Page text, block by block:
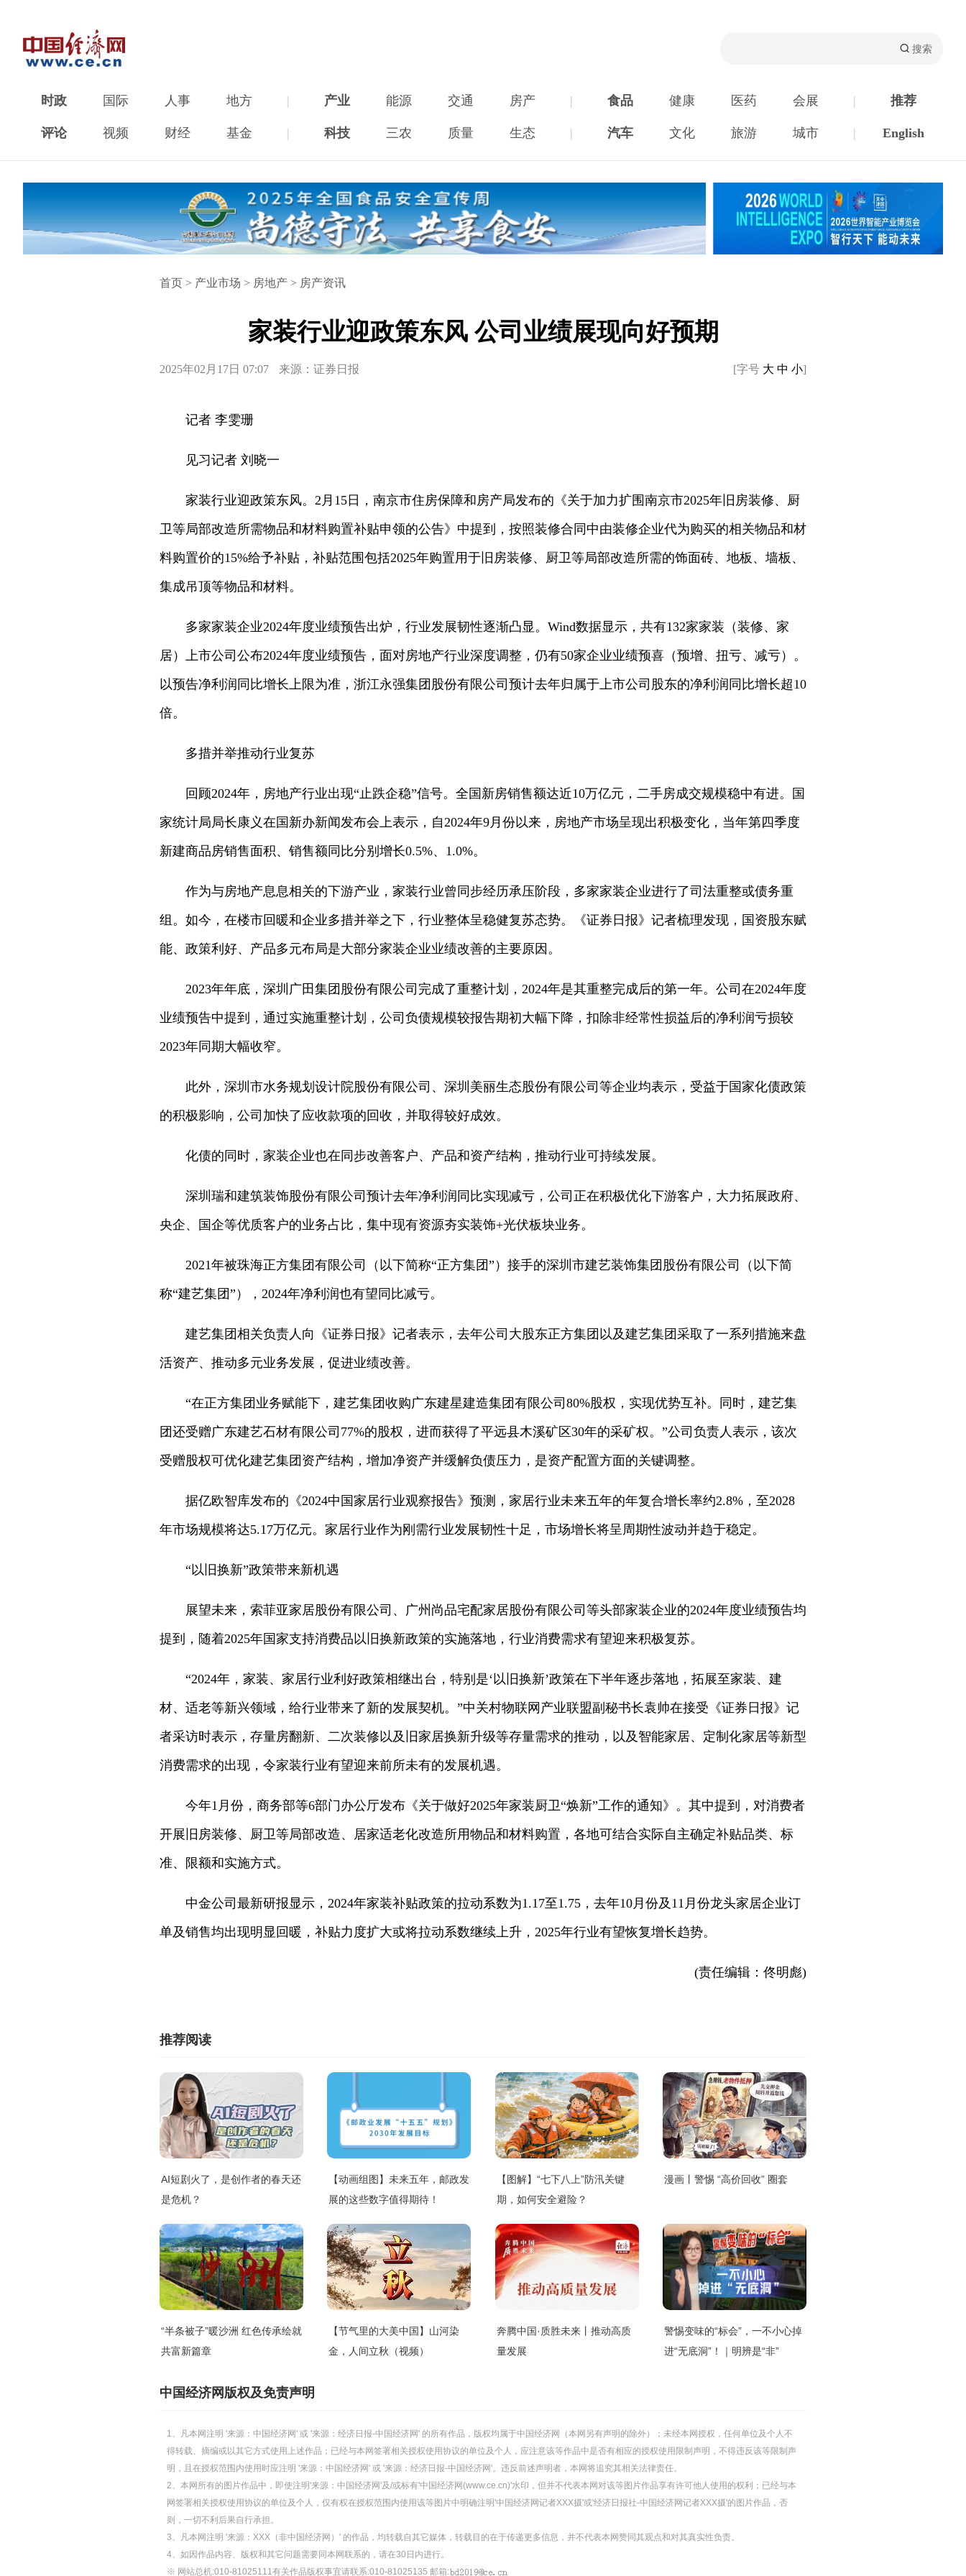
时政 国际 人事 地方 | 产业 能源 交通 房产 | 食品 健康 医药 会展 | 推荐
评论 视频 财经 基金 | 科技 三农 质量 生态 | 汽车 文化 旅游 城市 | English
首页 > 产业市场 > 房地产 > 房产资讯
家装行业迎政策东风 公司业绩展现向好预期
2025年02月17日 07:07 来源：证券日报 [字号 大 中 小]
记者 李雯珊
见习记者 刘晓一
家装行业迎政策东风。2月15日，南京市住房保障和房产局发布的《关于加力扩围南京市2025年旧房装修、厨
卫等局部改造所需物品和材料购置补贴申领的公告》中提到，按照装修合同中由装修企业代为购买的相关物品和材
料购置价的15%给予补贴，补贴范围包括2025年购置用于旧房装修、厨卫等局部改造所需的饰面砖、地板、墙板、
集成吊顶等物品和材料。
多家家装企业2024年度业绩预告出炉，行业发展韧性逐渐凸显。Wind数据显示，共有132家家装（装修、家
居）上市公司公布2024年度业绩预告，面对房地产行业深度调整，仍有50家企业业绩预喜（预增、扭亏、减亏）。
以预告净利润同比增长上限为准，浙江永强集团股份有限公司预计去年归属于上市公司股东的净利润同比增长超10
倍。
多措并举推动行业复苏
回顾2024年，房地产行业出现“止跌企稳”信号。全国新房销售额达近10万亿元，二手房成交规模稳中有进。国
家统计局局长康义在国新办新闻发布会上表示，自2024年9月份以来，房地产市场呈现出积极变化，当年第四季度
新建商品房销售面积、销售额同比分别增长0.5%、1.0%。
作为与房地产息息相关的下游产业，家装行业曾同步经历承压阶段，多家家装企业进行了司法重整或债务重
组。如今，在楼市回暖和企业多措并举之下，行业整体呈稳健复苏态势。《证券日报》记者梳理发现，国资股东赋
能、政策利好、产品多元布局是大部分家装企业业绩改善的主要原因。
2023年年底，深圳广田集团股份有限公司完成了重整计划，2024年是其重整完成后的第一年。公司在2024年度
业绩预告中提到，通过实施重整计划，公司负债规模较报告期初大幅下降，扣除非经常性损益后的净利润亏损较
2023年同期大幅收窄。
此外，深圳市水务规划设计院股份有限公司、深圳美丽生态股份有限公司等企业均表示，受益于国家化债政策
的积极影响，公司加快了应收款项的回收，并取得较好成效。
化债的同时，家装企业也在同步改善客户、产品和资产结构，推动行业可持续发展。
深圳瑞和建筑装饰股份有限公司预计去年净利润同比实现减亏，公司正在积极优化下游客户，大力拓展政府、
央企、国企等优质客户的业务占比，集中现有资源夯实装饰+光伏板块业务。
2021年被珠海正方集团有限公司（以下简称“正方集团”）接手的深圳市建艺装饰集团股份有限公司（以下简
称“建艺集团”），2024年净利润也有望同比减亏。
建艺集团相关负责人向《证券日报》记者表示，去年公司大股东正方集团以及建艺集团采取了一系列措施来盘
活资产、推动多元业务发展，促进业绩改善。
“在正方集团业务赋能下，建艺集团收购广东建星建造集团有限公司80%股权，实现优势互补。同时，建艺集
团还受赠广东建艺石材有限公司77%的股权，进而获得了平远县木溪矿区30年的采矿权。”公司负责人表示，该次
受赠股权可优化建艺集团资产结构，增加净资产并缓解负债压力，是资产配置方面的关键调整。
据亿欧智库发布的《2024中国家居行业观察报告》预测，家居行业未来五年的年复合增长率约2.8%，至2028
年市场规模将达5.17万亿元。家居行业作为刚需行业发展韧性十足，市场增长将呈周期性波动并趋于稳定。
“以旧换新”政策带来新机遇
展望未来，索菲亚家居股份有限公司、广州尚品宅配家居股份有限公司等头部家装企业的2024年度业绩预告均
提到，随着2025年国家支持消费品以旧换新政策的实施落地，行业消费需求有望迎来积极复苏。
“2024年，家装、家居行业利好政策相继出台，特别是‘以旧换新’政策在下半年逐步落地，拓展至家装、建
材、适老等新兴领域，给行业带来了新的发展契机。”中关村物联网产业联盟副秘书长袁帅在接受《证券日报》记
者采访时表示，存量房翻新、二次装修以及旧家居换新升级等存量需求的推动，以及智能家居、定制化家居等新型
消费需求的出现，令家装行业有望迎来前所未有的发展机遇。
今年1月份，商务部等6部门办公厅发布《关于做好2025年家装厨卫“焕新”工作的通知》。其中提到，对消费者
开展旧房装修、厨卫等局部改造、居家适老化改造所用物品和材料购置，各地可结合实际自主确定补贴品类、标
准、限额和实施方式。
中金公司最新研报显示，2024年家装补贴政策的拉动系数为1.17至1.75，去年10月份及11月份龙头家居企业订
单及销售均出现明显回暖，补贴力度扩大或将拉动系数继续上升，2025年行业有望恢复增长趋势。
(责任编辑：佟明彪)
推荐阅读
AI短剧火了，是创作者的春天还
是危机？
【动画组图】未来五年，邮政发
展的这些数字值得期待！
【图解】“七下八上”防汛关键
期，如何安全避险？
漫画丨警惕 “高价回收” 圈套
“半条被子”暖沙洲 红色传承绘就
共富新篇章
【节气里的大美中国】山河染
金，人间立秋（视频）
奔腾中国·质胜未来丨推动高质
量发展
警惕变味的“标会”，一不小心掉
进“无底洞”！｜明辨是“非”
中国经济网版权及免责声明
1、凡本网注明 '来源：中国经济网' 或 '来源：经济日报-中国经济网' 的所有作品，版权均属于中国经济网（本网另有声明的除外）；未经本网授权，任何单位及个人不
得转载、摘编或以其它方式使用上述作品；已经与本网签署相关授权使用协议的单位及个人，应注意该等作品中是否有相应的授权使用限制声明，不得违反该等限制声
明，且在授权范围内使用时应注明 '来源：中国经济网' 或 '来源：经济日报-中国经济网'。违反前述声明者，本网将追究其相关法律责任。
2、本网所有的图片作品中，即使注明'来源：中国经济网'及/或标有'中国经济网(www.ce.cn)'水印，但并不代表本网对该等图片作品享有许可他人使用的权利；已经与本
网签署相关授权使用协议的单位及个人，仅有权在授权范围内使用该等图片中明确注明'中国经济网记者XXX摄'或'经济日报社-中国经济网记者XXX摄'的图片作品，否
则，一切不利后果自行承担。
3、凡本网注明 '来源：XXX（非中国经济网）' 的作品，均转载自其它媒体，转载目的在于传递更多信息，并不代表本网赞同其观点和对其真实性负责。
4、如因作品内容、版权和其它问题需要同本网联系的，请在30日内进行。
※ 网站总机:010-81025111有关作品版权事宜请联系:010-81025135 邮箱: